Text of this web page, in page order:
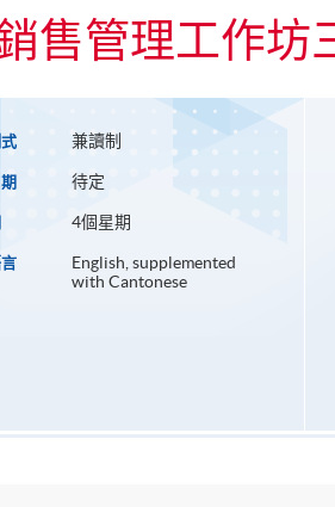
售管理工作坊
兼讀制
待定
4個星期
English, supplemented
with Cantonese